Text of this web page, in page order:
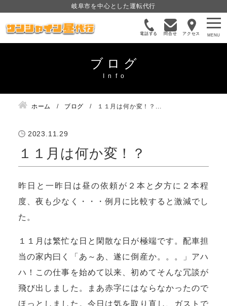
岐阜市を中心とした運転代行
電話する 問合せ アクセス
ブログ
ホーム ブログ １１月は何か変！？...
2023.11.29
１１月は何か変！？
昨日と一昨日は昼の依頼が２本と夕方に２本程
度、夜も少なく・・・例月に比較すると激減でし
た。
１１月は繁忙な日と閑散な日が極端です。配車担
当の家内曰く「あ～あ、遂に倒産か。。。」アハ
ハ！この仕事を始めて以来、初めてそんな冗談が
飛び出しました。まあ赤字にはならなかったので
ほっとしました。今日は気を取り直し、ガストで